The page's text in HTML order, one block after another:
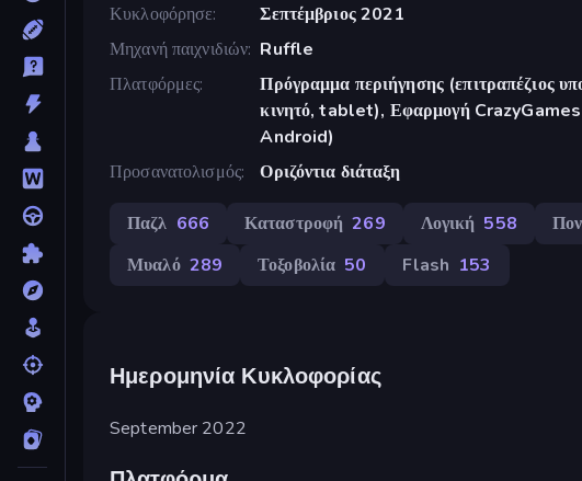
Κυκλοφόρησε
Σεπτέμβριος 2021
Μηχανή παιχνιδιών Ruffle
Πλατφόρμες
Πρόγραμμα περιήγησης (επιτραπέζιος
κινητό, tablet), Εφαρμογή
Android)
Προσανατολισμός
Οριζόντια διάταξη
Παζλ 666 Καταστροφή 269 Λογική 558
Μυαλό 289 Τοξοβολία 50 Flash 153
Ημερομηνία Κυκλοφορίας
September 2022